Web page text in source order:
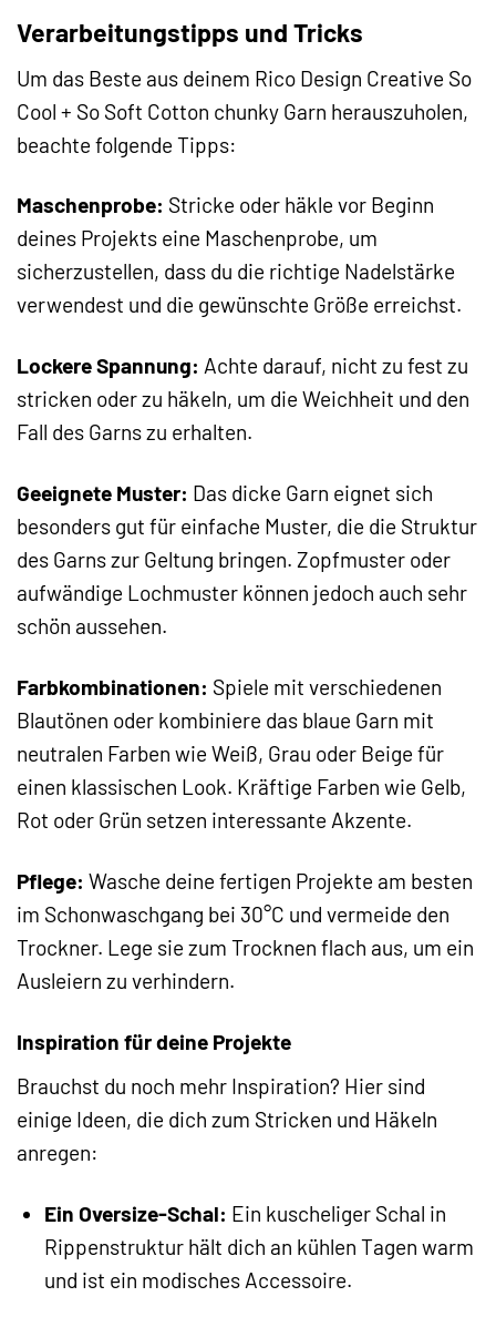
Verarbeitungstipps und Tricks
Um das Beste aus deinem Rico Design Creative So
Cool + So Soft Cotton chunky Garn herauszuholen,
beachte folgende Tipps:
Maschenprobe: Stricke oder häkle vor Beginn
deines Projekts eine Maschenprobe, um
sicherzustellen, dass du die richtige Nadelstärke
verwendest und die gewünschte Größe erreichst.
Lockere Spannung: Achte darauf, nicht zu fest zu
stricken oder zu häkeln, um die Weichheit und den
Fall des Garns zu erhalten.
Geeignete Muster: Das dicke Garn eignet sich
besonders gut für einfache Muster, die die Struktur
des Garns zur Geltung bringen. Zopfmuster oder
aufwändige Lochmuster können jedoch auch sehr
schön aussehen.
Farbkombinationen: Spiele mit verschiedenen
Blautönen oder kombiniere das blaue Garn mit
neutralen Farben wie Weiß, Grau oder Beige für
einen klassischen Look. Kräftige Farben wie Gelb,
Rot oder Grün setzen interessante Akzente.
Pflege: Wasche deine fertigen Projekte am besten
im Schonwaschgang bei 30°C und vermeide den
Trockner. Lege sie zum Trocknen flach aus, um ein
Ausleiern zu verhindern.
Inspiration für deine Projekte
Brauchst du noch mehr Inspiration? Hier sind
einige Ideen, die dich zum Stricken und Häkeln
anregen:
Ein Oversize-Schal: Ein kuscheliger Schal in
Rippenstruktur hält dich an kühlen Tagen warm
und ist ein modisches Accessoire.